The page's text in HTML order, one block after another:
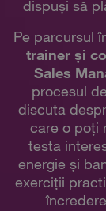
dispuși să
Pe parcursul
trainer și
Sales
procesul
discuta
care o poți
testa
energie și
exerciții